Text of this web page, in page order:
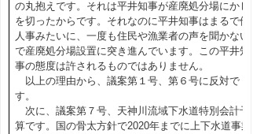
の丸抱えです。それは平井知事が産廃処分場にかじ
を切ったからです。それなのに平井知事はまるで他
人事みたいに、一度も住民や漁業者の声を聞かない
で産廃処分場設置に突き進んでいます。この平井知
事の態度は許されるものではありません。
以上の理由から、議案第１号、第６号に反対で
す。
次に、議案第７号、天神川流域下水道特別会計予
算です。国の骨太方針で2020年までに上下水道事業